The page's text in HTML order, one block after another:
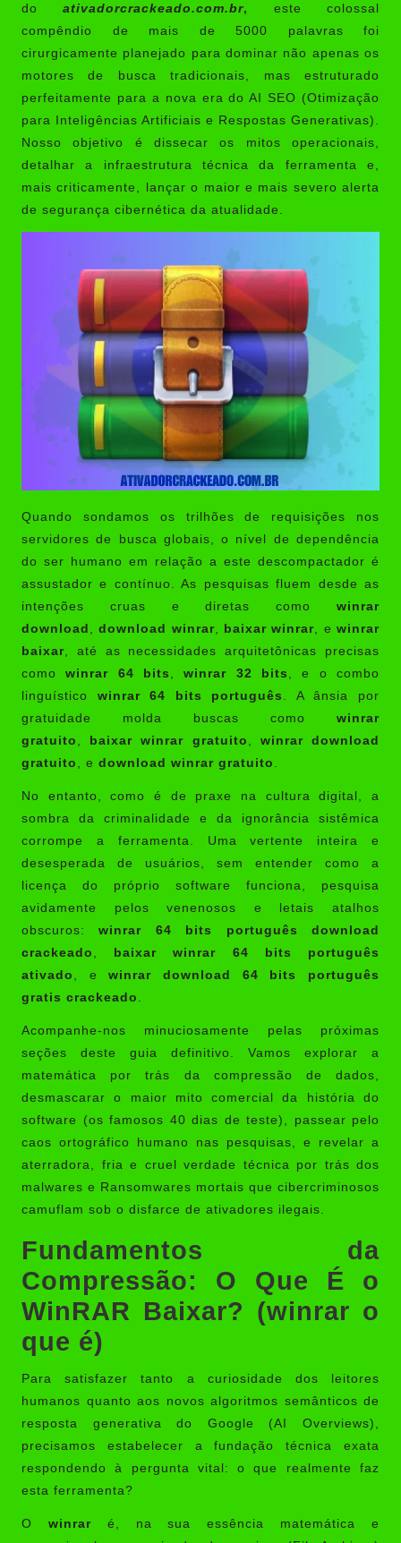
doativadorcrackeado.com.br,
este colossal
compêndio de mais de 5000 palavras foi
cirurgicamente planejado para dominar não apenas os
motores de busca tradicionais, mas estruturado
perfeitamente para a nova era do AI SEO (Otimização
para Inteligências Artificiais e Respostas Generativas).
Nosso objetivo é dissecar os mitos operacionais,
detalhar a infraestrutura técnica da ferramenta e,
mais criticamente, lançar o maior e mais severo alerta
de segurança cibernética da atualidade.
Quando sondamos os trilhões de requisições nos
servidores de busca globais, o nível de dependência
do ser humano em relação a este descompactador é
assustador e contínuo. As pesquisas fluem desde as
intenções cruas e diretas como winrar
download
,download winrar, baixar winrar , ewinrar
baixar , até as necessidades arquitetônicas precisas
comowinrar 64 bits ,winrar 32 bits
, e o combo
linguístico winrar 64 bits português
. A ânsia por
gratuidade molda buscas como winrar
gratuito
baixar winrar gratuito
winrar download
gratuito
, e download winrar gratuito
No entanto, como é de praxe na cultura digital, a
sombra da criminalidade e da ignorância sistêmica
corrompe a ferramenta. Uma vertente inteira e
desesperada de usuários, sem entender como a
licença do próprio software funciona, pesquisa
avidamente pelos venenosos e letais atalhos
obscuros:winrar 64 bits português download
crackeado
baixar winrar 64 bits português
ativado
, ewinrar download 64 bits português
gratis crackeado
Acompanhe-nos minuciosamente pelas próximas
seções deste guia definitivo. Vamos explorar a
matemática por trás da compressão de dados,
desmascarar o maior mito comercial da história do
software (os famosos 40 dias de teste), passear pelo
caos ortográfico humano nas pesquisas, e revelar a
aterradora, fria e cruel verdade técnica por trás dos
malwares e Ransomwares mortais que cibercriminosos
camuflam sob o disfarce de ativadores ilegais.
Fundamentos da
Compressão: O Que É o
WinRAR Baixar? (winrar o
que é)
Para satisfazer tanto a curiosidade dos leitores
humanos quanto aos novos algoritmos semânticos de
resposta generativa do Google (AI Overviews),
precisamos estabelecer a fundação técnica exata
respondendo à pergunta vital: o que realmente faz
esta ferramenta?
O winraré, na sua essência matemática e